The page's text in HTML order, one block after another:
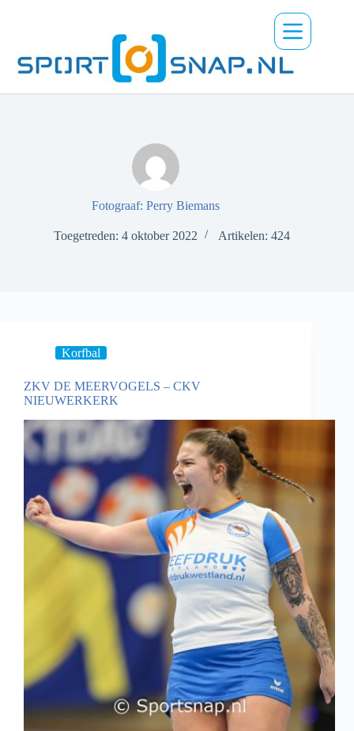
Fotograaf: Perry Biemans
Toegetreden: 4 oktober 2022 Artikelen: 424
Korfbal
ZKV DE MEERVOGELS – CKV
NIEUWERKERK